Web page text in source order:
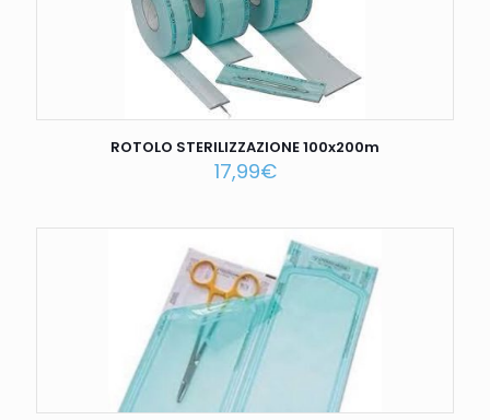
ROTOLO STERILIZZAZIONE 100x200m
17,99€